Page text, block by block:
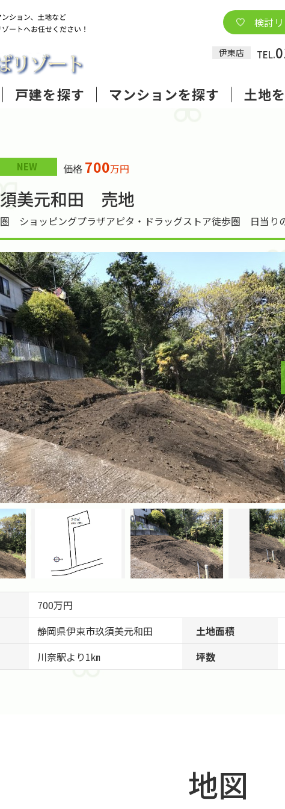
伊東店 TEL.
検討
戸建を探す マンションを探す 土地
NEW 価格 700万円
美元和田 売地
ショッピングプラザアピタ・ドラッグストア徒歩圏 日当
700万円
静岡県伊東市玖須美元和田 土地面積
川奈駅より1㎞ 坪数
地図